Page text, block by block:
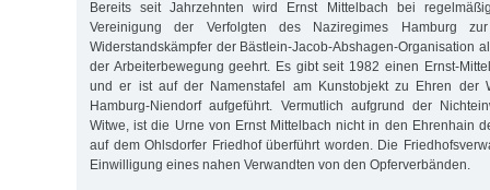
Bereits seit Jahrzehnten wird Ernst Mittelbach bei
Vereinigung der Verfolgten des Naziregimes Hamburg
Widerstandskämpfer der Bästlein-Jacob-Abshagen-Organisation
der Arbeiterbewegung geehrt. Es gibt seit 1982 einen Ernst-
und er ist auf der Namenstafel am Kunstobjekt zu Ehren der
Hamburg-Niendorf aufgeführt. Vermutlich aufgrund der
Witwe, ist die Urne von Ernst Mittelbach nicht in den Ehrenhain
auf dem Ohlsdorfer Friedhof überführt worden. Die
Einwilligung eines nahen Verwandten von den Opferverbänden.